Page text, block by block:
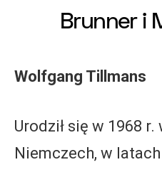
Brunner i
Wolfgang Tillmans
Urodził się w 1968
Niemczech, w